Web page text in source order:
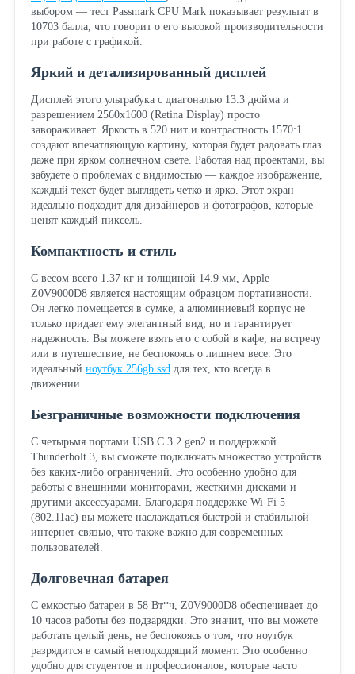
выбором — тест Passmark CPU Mark показывает результат в
10703 балла, что говорит о его высокой производительности
при работе с графикой.
Яркий и детализированный дисплей
Дисплей этого ультрабука с диагональю 13.3 дюйма и
разрешением 2560x1600 (Retina Display) просто
завораживает. Яркость в 520 нит и контрастность 1570:1
создают впечатляющую картину, которая будет радовать глаз
даже при ярком солнечном свете. Работая над проектами, вы
забудете о проблемах с видимостью — каждое изображение,
каждый текст будет выглядеть четко и ярко. Этот экран
идеально подходит для дизайнеров и фотографов, которые
ценят каждый пиксель.
Компактность и стиль
С весом всего 1.37 кг и толщиной 14.9 мм, Apple
Z0V9000D8 является настоящим образцом портативности.
Он легко помещается в сумке, а алюминиевый корпус не
только придает ему элегантный вид, но и гарантирует
надежность. Вы можете взять его с собой в кафе, на встречу
или в путешествие, не беспокоясь о лишнем весе. Это
идеальный ноутбук 256gb ssd для тех, кто всегда в
движении.
Безграничные возможности подключения
С четырьмя портами USB C 3.2 gen2 и поддержкой
Thunderbolt 3, вы сможете подключать множество устройств
без каких-либо ограничений. Это особенно удобно для
работы с внешними мониторами, жесткими дисками и
другими аксессуарами. Благодаря поддержке Wi-Fi 5
(802.11ac) вы можете наслаждаться быстрой и стабильной
интернет-связью, что также важно для современных
пользователей.
Долговечная батарея
С емкостью батареи в 58 Вт*ч, Z0V9000D8 обеспечивает до
10 часов работы без подзарядки. Это значит, что вы можете
работать целый день, не беспокоясь о том, что ноутбук
разрядится в самый неподходящий момент. Это особенно
удобно для студентов и профессионалов, которые часто